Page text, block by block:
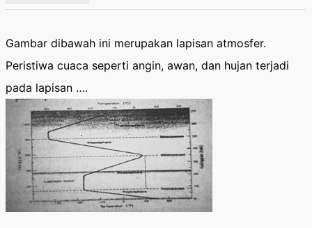
Gambar dibawah ini merupakan lapisan atmosfer.
Peristiwa cuaca seperti angin, awan, dan hujan terjadi
pada lapisan ….